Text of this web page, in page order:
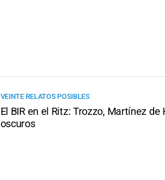
VEINTE RELATOS POSIBLES
El BIR en el Ritz: Trozzo, Martínez
oscuros